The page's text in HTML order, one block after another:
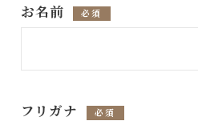
お名前 必須
フリガナ 必須